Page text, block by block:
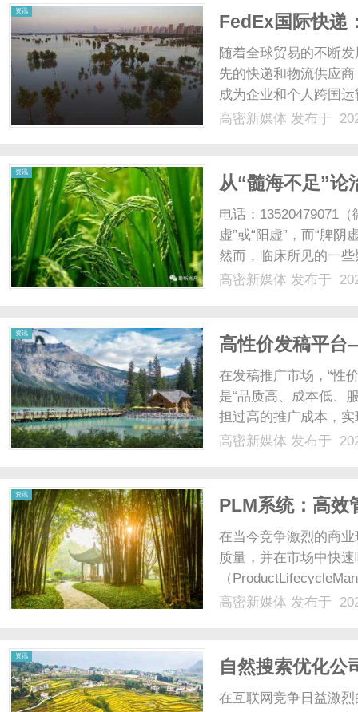
资讯
FedEx国际快递
随着全球贸易的不断
先的快递和物流供应
成为企业和个人跨国
和可靠而闻名。无论
高密新媒体 发布于
资讯
从“髓海不足”论
得深讲
电话：13520479071
虚”或“阳虚”，而“脾
然而，临床所见的一
五十余岁的男子，为
高密新媒体 发布于
资讯
高性价发稿平
解锁推广最优解
在发稿推广市场，“性
是“品质高、成本低、
担过高的推广成本，
平台要么品质高但价
高密新媒体 发布于
资讯
PLM系统：高效
在当今竞争激烈的商
质量，并在市场中快
（
实现高效管理的关键
高密新媒体 发布于
资讯
自然搜索优化公
在互联网竞争日益激